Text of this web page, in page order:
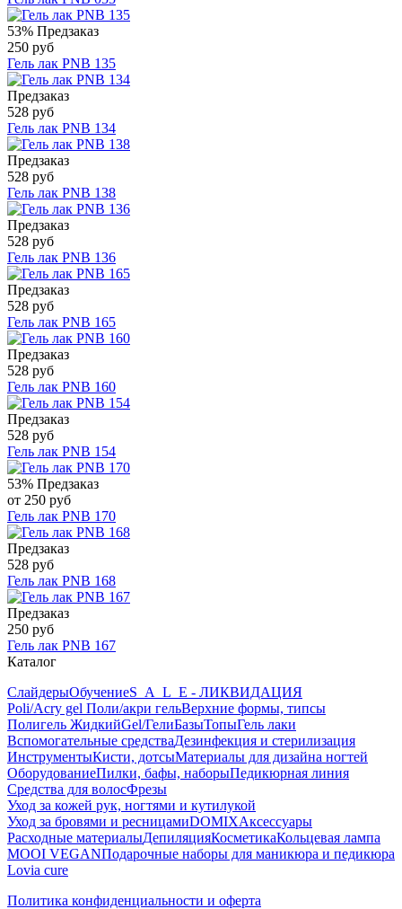
53% Предзаказ
250 руб
Гель лак PNB 135
Предзаказ
528 руб
Гель лак PNB 134
Предзаказ
528 руб
Гель лак PNB 138
Предзаказ
528 руб
Гель лак PNB 136
Предзаказ
528 руб
Гель лак PNB 165
Предзаказ
528 руб
Гель лак PNB 160
Предзаказ
528 руб
Гель лак PNB 154
53% Предзаказ
от 250 руб
Гель лак PNB 170
Предзаказ
528 руб
Гель лак PNB 168
Предзаказ
250 руб
Гель лак PNB 167
Каталог
СлайдерыОбучениеS_A_L_E - ЛИКВИДАЦИЯ
Poli/Acry gel Поли/акри гельВерхние формы, типсы
Полигель ЖидкийGel/ГелиБазыТопыГель лаки
Вспомогательные средстваДезинфекция и стерилизация
ИнструментыКисти, дотсыМатериалы для дизайна ногтей
ОборудованиеПилки, бафы, наборыПедикюрная линия
Средства для волосФрезы
Уход за кожей рук, ногтями и кутилукой
Уход за бровями и ресницамиDOMIXАксессуары
Расходные материалыДепиляцияКосметикаКольцевая лампа
MOOI VEGANПодарочные наборы для маникюра и педикюра
Lovia cure
Политика конфиденциальности и оферта